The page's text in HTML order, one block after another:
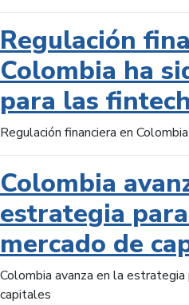
Regulación
Colombia ha
para las fintech
Regulación financiera en
Colombia
estrategia
mercado de
Colombia avanza en la
capitales